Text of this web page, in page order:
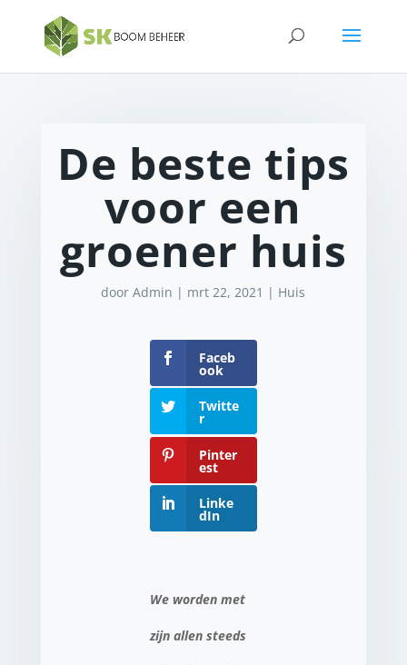
De beste tips
voor een
groener huis
doorAdmin | mrt 22, 2021 | Huis
Faceb
ook
Twitte
r
Pinter
est
Linke
dIn
We worden met
zijn allen steeds